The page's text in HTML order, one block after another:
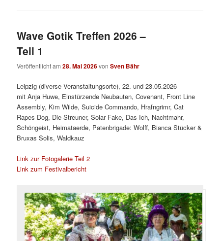
Wave Gotik Treffen 2026 –
Teil 1
Veröffentlicht am28. Mai 2026vonSven Bähr
Leipzig (diverse Veranstaltungsorte), 22. und 23.05.2026
mit Anja Huwe, Einstürzende Neubauten, Covenant, Front Line
Assembly, Kim Wilde, Suicide Commando, Hrafngrimr, Cat
Rapes Dog, Die Streuner, Solar Fake, Das Ich, Nachtmahr,
Schöngeist, Heimataerde, Patenbrigade: Wolff, Bianca Stücker &
Bruxas Solis, Waldkauz
Link zur Fotogalerie Teil 2
Link zum Festivalbericht